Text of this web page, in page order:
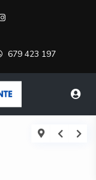
679 423 197